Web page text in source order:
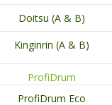
Doitsu (A & B)
Kinginrin (A & B)
ProfiDrum
ProfiDrum Eco